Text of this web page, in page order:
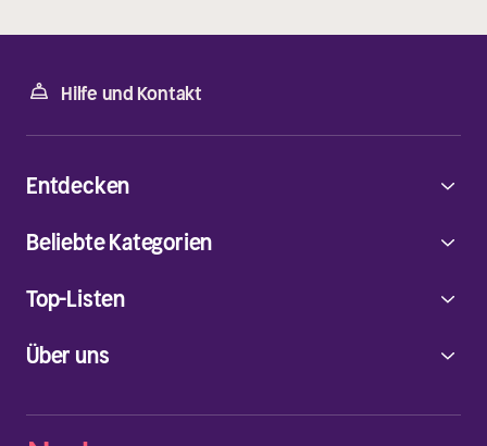
Hilfe und Kontakt
Über uns
Entdecken
Beliebte Kategorien
Top-Listen